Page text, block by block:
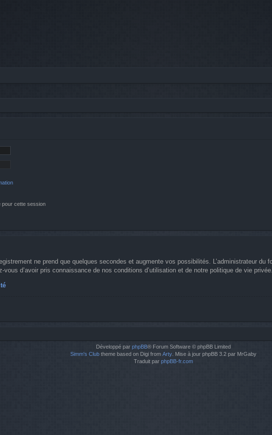
pour cette session
ne prend que quelques secondes et augmente vos possibilités. L’administrateur
d’avoir pris connaissance de nos conditions d’utilisation et de notre politique de vie
Développé par phpBB® Forum Software © phpBB Limited
Simm's Club theme based on Digi from Arty . Mise à jour phpBB 3.2 par MrGaby
Traduit par phpBB-fr.com